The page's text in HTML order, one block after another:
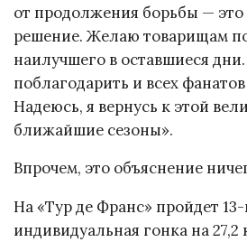
от продолжения борьбы —
решение. Желаю товарищам
наилучшего в оставшиеся
поблагодарить и всех
Надеюсь, я вернусь к этой
ближайшие сезоны».
Впрочем, это объяснение
На «Тур де Франс» пройдет 13-
индивидуальная гонка на 27,2